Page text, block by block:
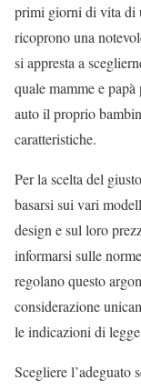
primi giorni di vita di
ricoprono una
si appresta a
quale mamme e
auto il proprio
caratteristiche.
Per la scelta del
basarsi sui vari
design e sul loro
informarsi sulle
regolano questo
considerazione
le indicazioni di
Scegliere l’adeguato